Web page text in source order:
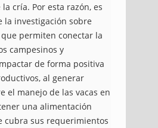
cría. Por esta razón, es
la investigación sobre
permiten conectar la
campesinos y
de forma positiva
al generar
el manejo de las vacas en
una alimentación
cubra sus requerimientos